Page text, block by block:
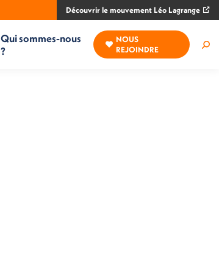
Découvrir le mouvement Léo Lagrange
Qui sommes-nous
?
NOUS
REJOINDRE